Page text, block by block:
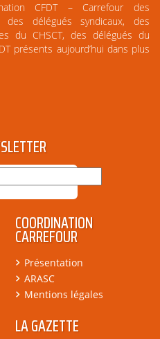
CFDT – Carrefour des
des délégués syndicaux, des
du CHSCT, des délégués du
présents aujourd’hui dans plus
COORDINATION
CARREFOUR
Présentation
ARASC
Mentions légales
LA GAZETTE